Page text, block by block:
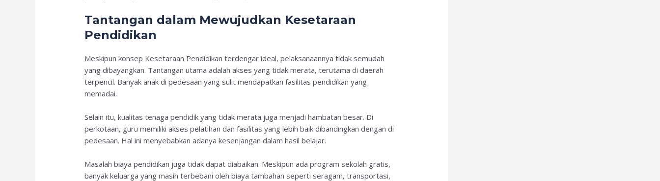
Tantangan dalam Mewujudkan Kesetaraan
Pendidikan
Meskipun konsep Kesetaraan Pendidikan terdengar ideal, pelaksanaannya tidak semudah
yang dibayangkan. Tantangan utama adalah akses yang tidak merata, terutama di daerah
terpencil. Banyak anak di pedesaan yang sulit mendapatkan fasilitas pendidikan yang
memadai.
Selain itu, kualitas tenaga pendidik yang tidak merata juga menjadi hambatan besar. Di
perkotaan, guru memiliki akses pelatihan dan fasilitas yang lebih baik dibandingkan dengan di
pedesaan. Hal ini menyebabkan adanya kesenjangan dalam hasil belajar.
Masalah biaya pendidikan juga tidak dapat diabaikan. Meskipun ada program sekolah gratis,
banyak keluarga yang masih terbebani oleh biaya tambahan seperti seragam, transportasi,